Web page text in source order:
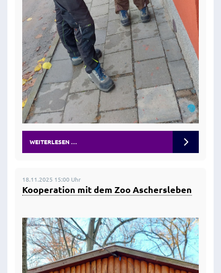
WEITERLESEN …
18.11.2025 15:00 Uhr
Kooperation mit dem Zoo Aschersleben